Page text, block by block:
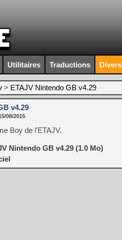
Utilitaires Traductions Divers
> ETAJV Nintendo GB v4.29
v4.29
08/2015
Boy de l'ETAJV.
Nintendo GB v4.29 (1.0 Mo)